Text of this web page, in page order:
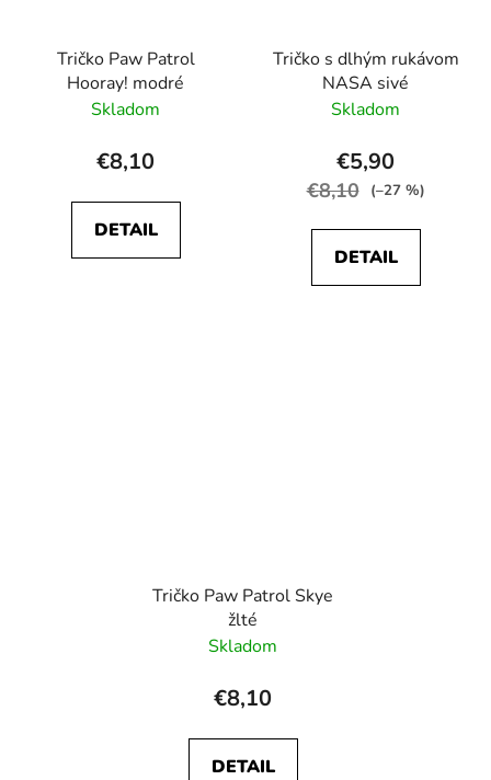
Tričko Paw Patrol
Hooray! modré
Skladom
€8,10
DETAIL
Tričko s dlhým rukávom
NASA sivé
Skladom
€5,90
€8,10 (–27 %)
DETAIL
Tričko Paw Patrol Skye
žlté
Skladom
€8,10
DETAIL